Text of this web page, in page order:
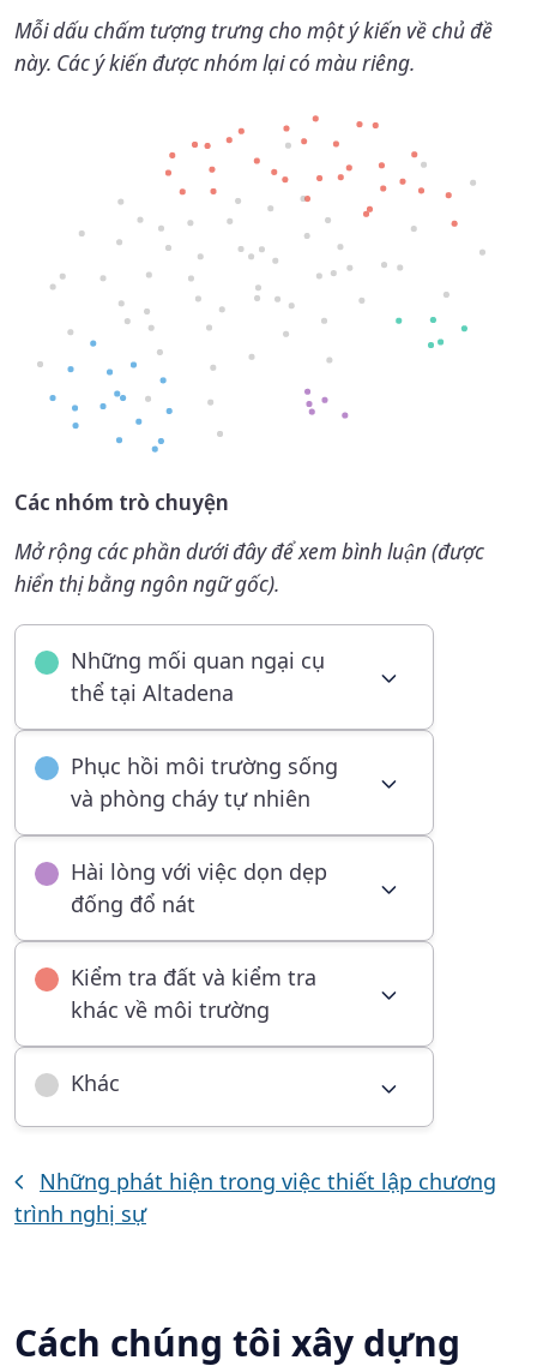
Mỗi dấu chấm tượng trưng cho một ý kiến về chủ đề
này. Các ý kiến được nhóm lại có màu riêng.
Biểu đồ phân tán trực quan hóa các ý kiến bằng
Các nhóm trò chuyện
Mở rộng các phần dưới đây để xem bình luận (được
hiển thị bằng ngôn ngữ gốc).
Những mối quan ngại cụ
thể tại Altadena
Phục hồi môi trường sống
và phòng cháy tự nhiên
Hài lòng với việc dọn dẹp
đống đổ nát
Kiểm tra đất và kiểm tra
khác về môi trường
Khác
Những phát hiện trong việc thiết lập chương
trình nghị sự
Cách chúng tôi xây dựng